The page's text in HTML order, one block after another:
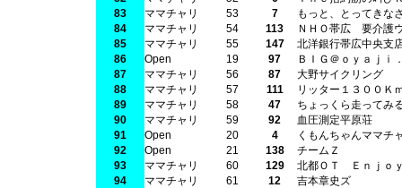
83
ママチャリ 53 7
もっと、とってきな
84
ママチャリ 54 113
ＮＨＯ帯広 要介護
85
ママチャリ 55 147
北洋銀行帯広中央支
86
Open 19 97
ＢＩＧ＠ｏｙａｊｉ
87
ママチャリ 56 87
大野サイクリング
88
ママチャリ 57 111
リッター１３００Ｋ
89
ママチャリ 58 47
ちょっくら走ってみ
90
ママチャリ 59 92
血圧測定平原荘
91
Open 20 4
くもんちゃんママチ
92
Open 21 138
チームＺ
93
ママチャリ 60 129
北都ＯＴ Ｅｎｊｏ
94
ママチャリ 61 12
吉本章史ズ